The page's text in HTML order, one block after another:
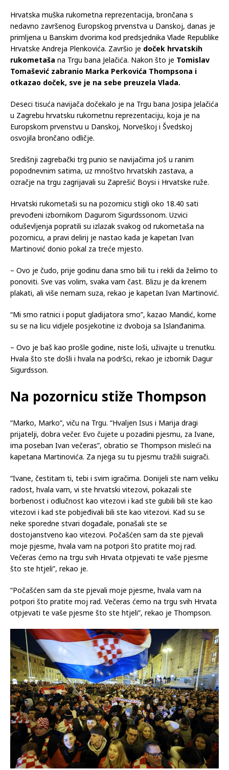
Hrvatska muška rukometna reprezentacija, brončana s
nedavno završenog Europskog prvenstva u Danskoj, danas je
primljena u Banskim dvorima kod predsjednika Vlade Republike
Hrvatske Andreja Plenkovića. Završio je doček hrvatskih
rukometaša na Trgu bana Jelačića. Nakon što je Tomislav
Tomašević zabranio Marka Perkovića Thompsona i
otkazao doček, sve je na sebe preuzela Vlada.
Deseci tisuća navijača dočekalo je na Trgu bana Josipa Jelačića
u Zagrebu hrvatsku rukometnu reprezentaciju, koja je na
Europskom prvenstvu u Danskoj, Norveškoj i Švedskoj
osvojila brončano odličje.
Središnji zagrebački trg punio se navijačima još u ranim
popodnevnim satima, uz mnoštvo hrvatskih zastava, a
ozračje na trgu zagrijavali su Zaprešić Boysi i Hrvatske ruže.
Hrvatski rukometaši su na pozornicu stigli oko 18.40 sati
prevođeni izbornikom Dagurom Sigurdssonom. Uzvici
oduševljenja popratili su izlazak svakog od rukometaša na
pozornicu, a pravi delirij je nastao kada je kapetan Ivan
Martinović donio pokal za treće mjesto.
– Ovo je čudo, prije godinu dana smo bili tu i rekli da želimo to
ponoviti. Sve vas volim, svaka vam čast. Blizu je da krenem
plakati, ali više nemam suza, rekao je kapetan Ivan Martinović.
“Mi smo ratnici i poput gladijatora smo”, kazao Mandić, kome
su se na licu vidjele posjekotine iz dvoboja sa Islanđanima.
– Ovo je baš kao prošle godine, niste loši, uživajte u trenutku.
Hvala što ste došli i hvala na podršci, rekao je izbornik Dagur
Sigurdsson.
Na pozornicu stiže Thompson
“Marko, Marko”, viču na Trgu. “Hvaljen Isus i Marija dragi
prijatelji, dobra večer. Evo čujete u pozadini pjesmu, za Ivane,
ima poseban Ivan večeras”, obratio se Thompson misleći na
kapetana Martinovića. Za njega su tu pjesmu tražili suigrači.
“Ivane, čestitam ti, tebi i svim igračima. Donijeli ste nam veliku
radost, hvala vam, vi ste hrvatski vitezovi, pokazali ste
borbenost i odlučnost kao vitezovi i kad ste gubili bili ste kao
vitezovi i kad ste pobjeđivali bili ste kao vitezovi. Kad su se
neke sporedne stvari događale, ponašali ste se
dostojanstveno kao vitezovi. Počašćen sam da ste pjevali
moje pjesme, hvala vam na potpori što pratite moj rad.
Večeras ćemo na trgu svih Hrvata otpjevati te vaše pjesme
što ste htjeli”, rekao je.
“Počašćen sam da ste pjevali moje pjesme, hvala vam na
potpori što pratite moj rad. Večeras ćemo na trgu svih Hrvata
otpjevati te vaše pjesme što ste htjeli”, rekao je Thompson.